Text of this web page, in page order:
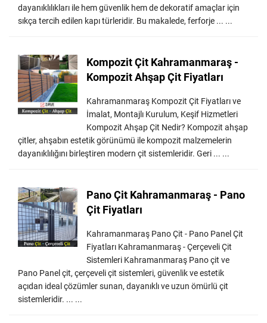
dayanıklılıkları ile hem güvenlik hem de dekoratif amaçlar için
sıkça tercih edilen kapı türleridir. Bu makalede, ferforje ... ...
Kompozit Çit Kahramanmaraş -
Kompozit Ahşap Çit Fiyatları
Kahramanmaraş Kompozit Çit Fiyatları ve
İmalat, Montajlı Kurulum, Keşif Hizmetleri
Kompozit Ahşap Çit Nedir? Kompozit ahşap
çitler, ahşabın estetik görünümü ile kompozit malzemelerin
dayanıklılığını birleştiren modern çit sistemleridir. Geri ... ...
Pano Çit Kahramanmaraş - Pano
Çit Fiyatları
Kahramanmaraş Pano Çit - Pano Panel Çit
Fiyatları Kahramanmaraş - Çerçeveli Çit
Sistemleri Kahramanmaraş Pano çit ve
Pano Panel çit, çerçeveli çit sistemleri, güvenlik ve estetik
açıdan ideal çözümler sunan, dayanıklı ve uzun ömürlü çit
sistemleridir. ... ...